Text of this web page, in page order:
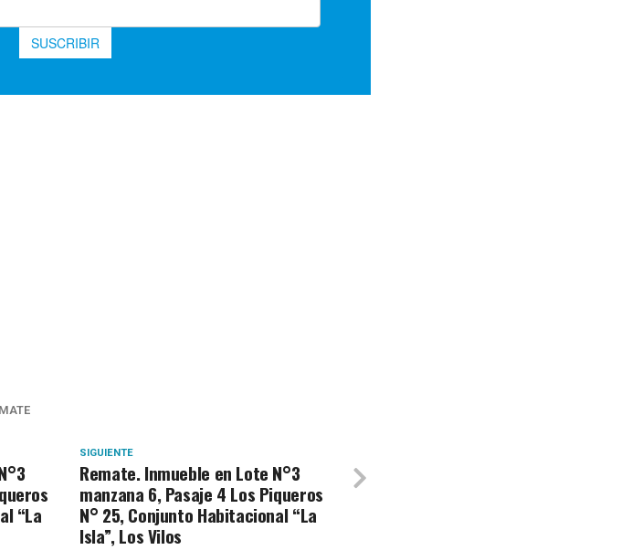
SIGUIENTE
Remate. Inmueble en Lote N°3
manzana 6, Pasaje 4 Los Piqueros
N° 25, Conjunto Habitacional “La
Isla”, Los Vilos
“La